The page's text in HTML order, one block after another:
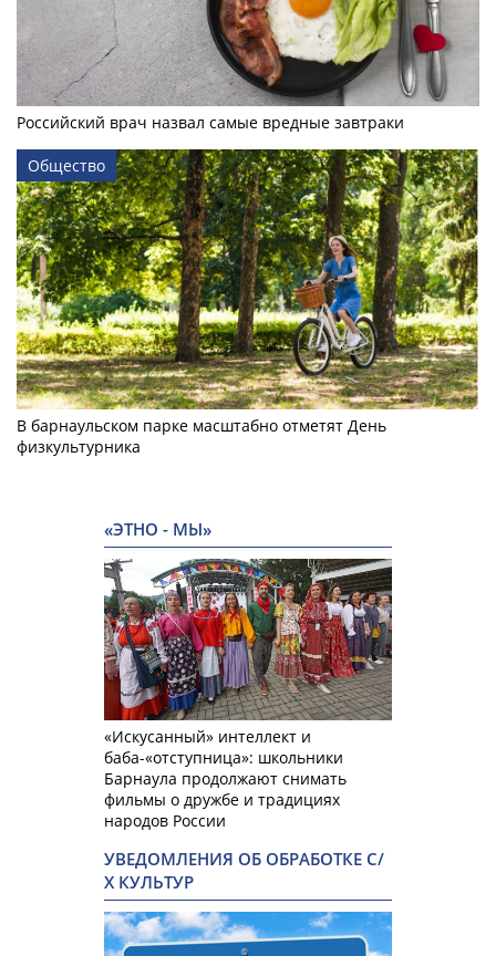
Российский врач назвал самые вредные завтраки
Общество
В барнаульском парке масштабно отметят День
физкультурника
«ЭТНО - МЫ»
«Искусанный» интеллект и
баба-«отступница»: школьники
Барнаула продолжают снимать
фильмы о дружбе и традициях
народов России
УВЕДОМЛЕНИЯ ОБ ОБРАБОТКЕ С/
Х КУЛЬТУР